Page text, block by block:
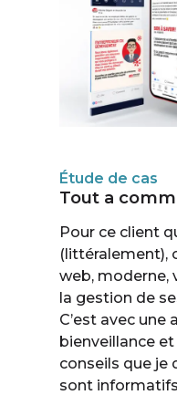
Étude de cas
Tout a
Pour ce client
(littéralement),
web, moderne,
la gestion de
C’est avec une
bienveillance et
conseils que je
sont